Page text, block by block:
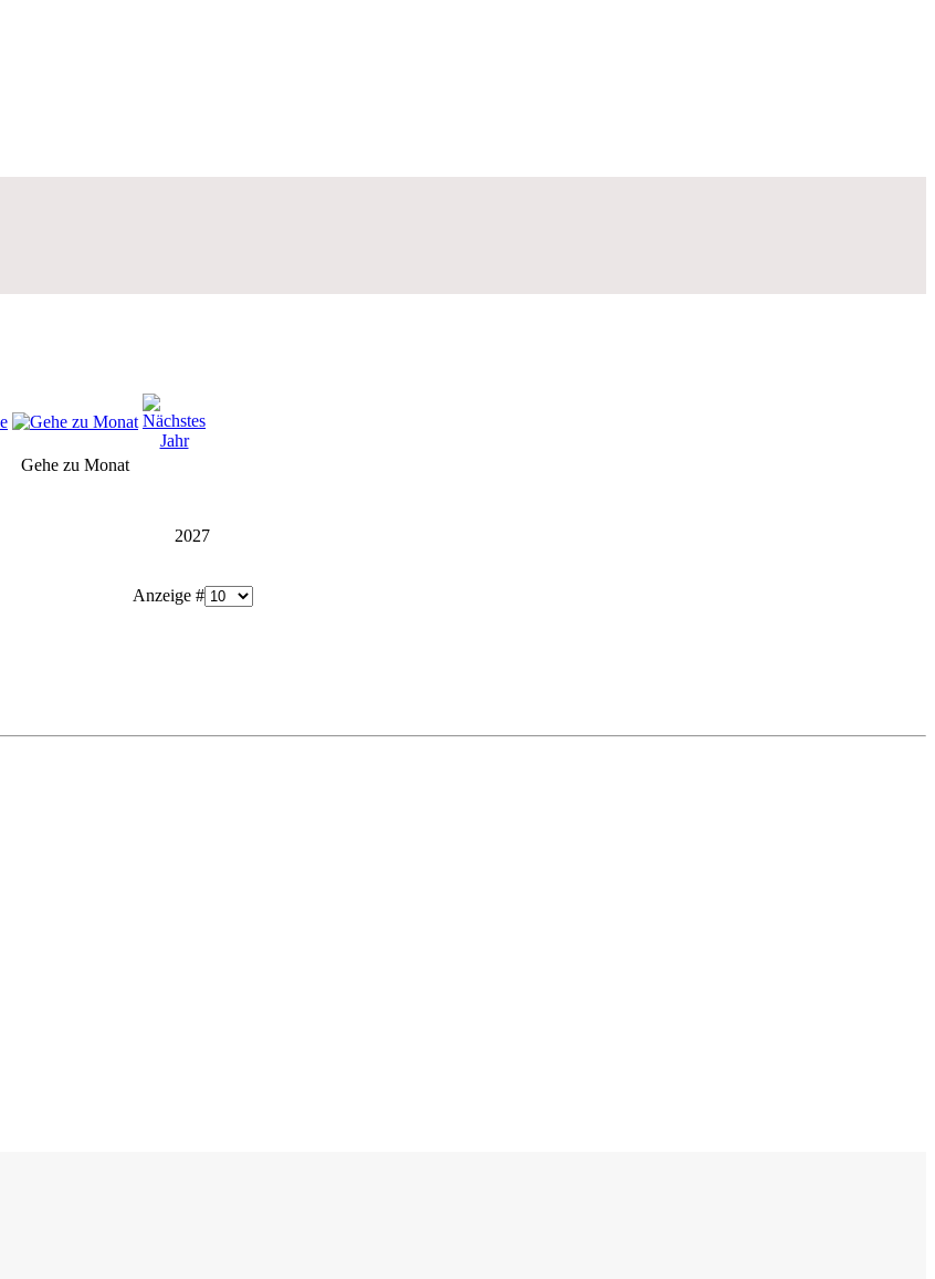
Gehe zu Monat
2027
Anzeige #